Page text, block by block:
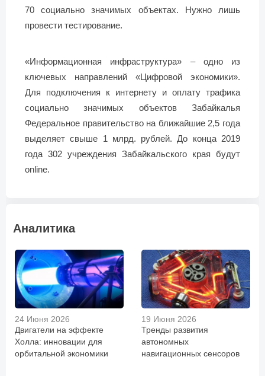
70 социально значимых объектах. Нужно лишь
провести тестирование.
«Информационная инфраструктура» – одно из
ключевых направлений «Цифровой экономики».
Для подключения к интернету и оплату трафика
социально значимых объектов Забайкалья
Федеральное правительство на ближайшие 2,5 года
выделяет свыше 1 млрд. рублей. До конца 2019
года 302 учреждения Забайкальского края будут
online.
Аналитика
24 Июня 2026
Двигатели на эффекте
Холла: инновации для
орбитальной экономики
19 Июня 2026
Тренды развития
автономных
навигационных сенсоров